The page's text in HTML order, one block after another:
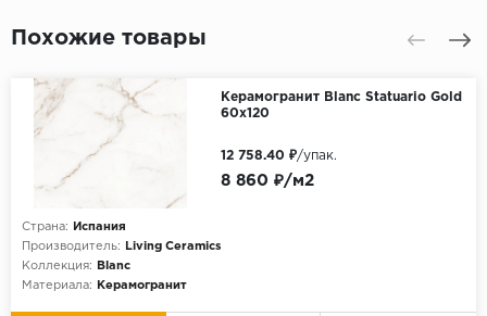
Похожие товары
Керамогранит Blanc Statuario Gold
60x120
Страна:
Испания
Производитель:
Living Ceramics
Коллекция:
Blanc
Материала:
Керамогранит
8 860 ₽/м2
12 758.40 ₽/упак.